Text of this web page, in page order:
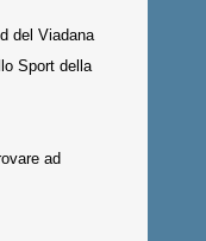
del Viadana
Sport della
ad